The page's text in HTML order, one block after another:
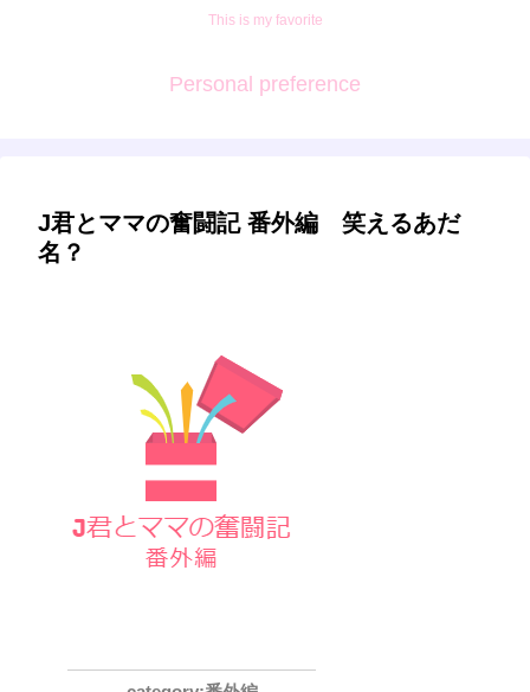
This is my favorite
Personal preference
J君とママの奮闘記 番外編 笑えるあだ
名？